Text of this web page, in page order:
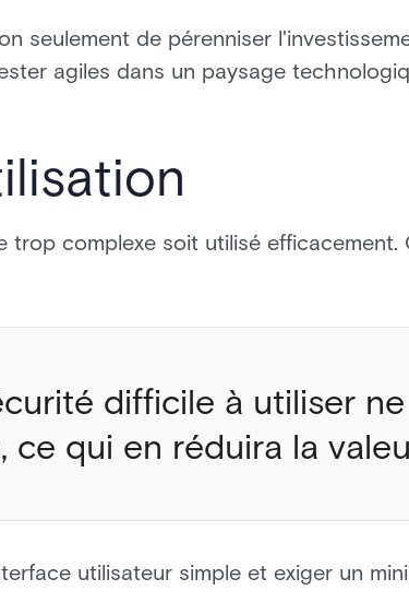
seulement de pérenniser
agiles dans un paysage
trop complexe soit utilisé efficacement.
difficile à utiliser
ce qui en réduira la
utilisateur simple et exiger un